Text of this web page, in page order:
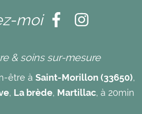
moi
& soins sur-mesure
être à Saint-Morillon (33650),
, La brède, Martillac, à 20min